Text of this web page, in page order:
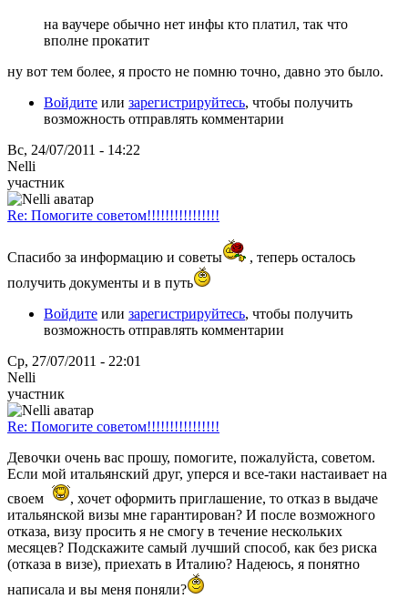
на ваучере обычно нет инфы кто платил, так что
вполне прокатит
ну вот тем более, я просто не помню точно, давно это было.
Войдите или зарегистрируйтесь, чтобы получить
возможность отправлять комментарии
Вс, 24/07/2011 - 14:22
Nelli
участник
Re: Помогите советом!!!!!!!!!!!!!!!!
Спасибо за информацию и советы
, теперь осталось
получить документы и в путь
Войдите или зарегистрируйтесь, чтобы получить
возможность отправлять комментарии
Ср, 27/07/2011 - 22:01
Nelli
участник
Re: Помогите советом!!!!!!!!!!!!!!!!
Девочки очень вас прошу, помогите, пожалуйста, советом.
Если мой итальянский друг, уперся и все-таки настаивает на
своем
, хочет оформить приглашение, то отказ в выдаче
итальянской визы мне гарантирован? И после возможного
отказа, визу просить я не смогу в течение нескольких
месяцев? Подскажите самый лучший способ, как без риска
(отказа в визе), приехать в Италию? Надеюсь, я понятно
написала и вы меня поняли?